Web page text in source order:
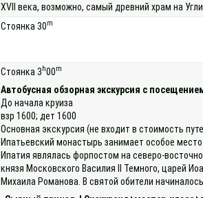
XVII века, возможно, самый древний храм на
Стоянка 30m
Стоянка 3 h00m
Автобусная обзорная экскурсия с
До начала круиза
взр 1600; дет 1600
Основная экскурсия (не входит в стоимость
Ипатьевский монастырь занимает особое
Ипатия являлась форпостом на северо-
князя Московского Василия II Темного, царей
Михаила Романова. В святой обители